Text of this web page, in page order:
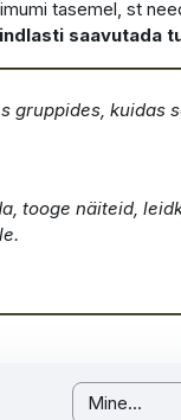
tasemel, st
saavutada
gruppides, kuidas
tooge näiteid,
Mine...